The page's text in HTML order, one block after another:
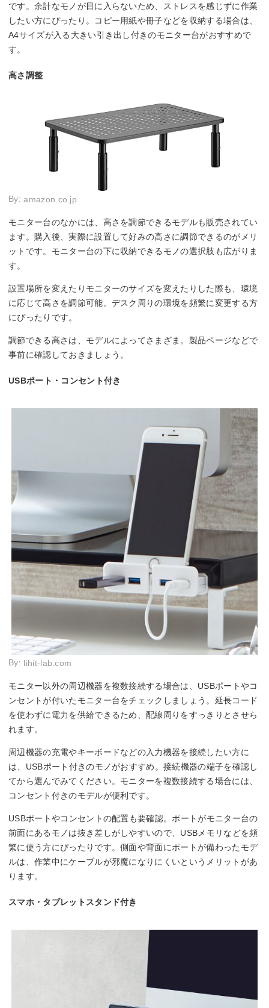
です。余計なモノが目に入らないため、ストレスを感じずに作業
したい方にぴったり。コピー用紙や冊子などを収納する場合は、
A4サイズが入る大きい引き出し付きのモニター台がおすすめで
す。
高さ調整
By:amazon.co.jp
モニター台のなかには、高さを調節できるモデルも販売されてい
ます。購入後、実際に設置して好みの高さに調節できるのがメリ
ットです。モニター台の下に収納できるモノの選択肢も広がりま
す。
設置場所を変えたりモニターのサイズを変えたりした際も、環境
に応じて高さを調節可能。デスク周りの環境を頻繁に変更する方
にぴったりです。
調節できる高さは、モデルによってさまざま。製品ページなどで
事前に確認しておきましょう。
USBポート・コンセント付き
By: lihit-lab.com
モニター以外の周辺機器を複数接続する場合は、USBポートやコ
ンセントが付いたモニター台をチェックしましょう。延長コード
を使わずに電力を供給できるため、配線周りをすっきりとさせら
れます。
周辺機器の充電やキーボードなどの入力機器を接続したい方に
は、USBポート付きのモノがおすすめ。接続機器の端子を確認し
てから選んでみてください。モニターを複数接続する場合には、
コンセント付きのモデルが便利です。
USBポートやコンセントの配置も要確認。ポートがモニター台の
前面にあるモノは抜き差しがしやすいので、USBメモリなどを頻
繁に使う方にぴったりです。側面や背面にポートが備わったモデ
ルは、作業中にケーブルが邪魔になりにくいというメリットがあ
ります。
スマホ・タブレットスタンド付き